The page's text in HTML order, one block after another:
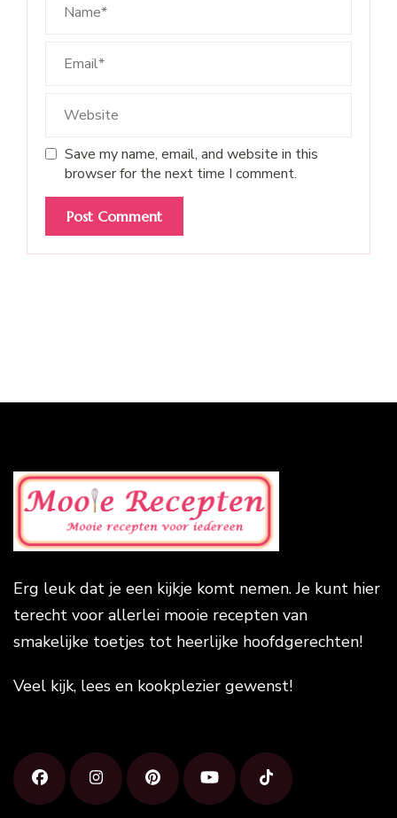
Save my name, email, and website in this
browser for the next time I comment.
Erg leuk dat je een kijkje komt nemen. Je kunt hier
terecht voor allerlei mooie recepten van
smakelijke toetjes tot heerlijke hoofdgerechten!
Veel kijk, lees en kookplezier gewenst!